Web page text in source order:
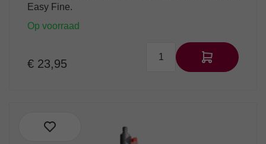
Easy Fine.
Op voorraad
€ 23,95